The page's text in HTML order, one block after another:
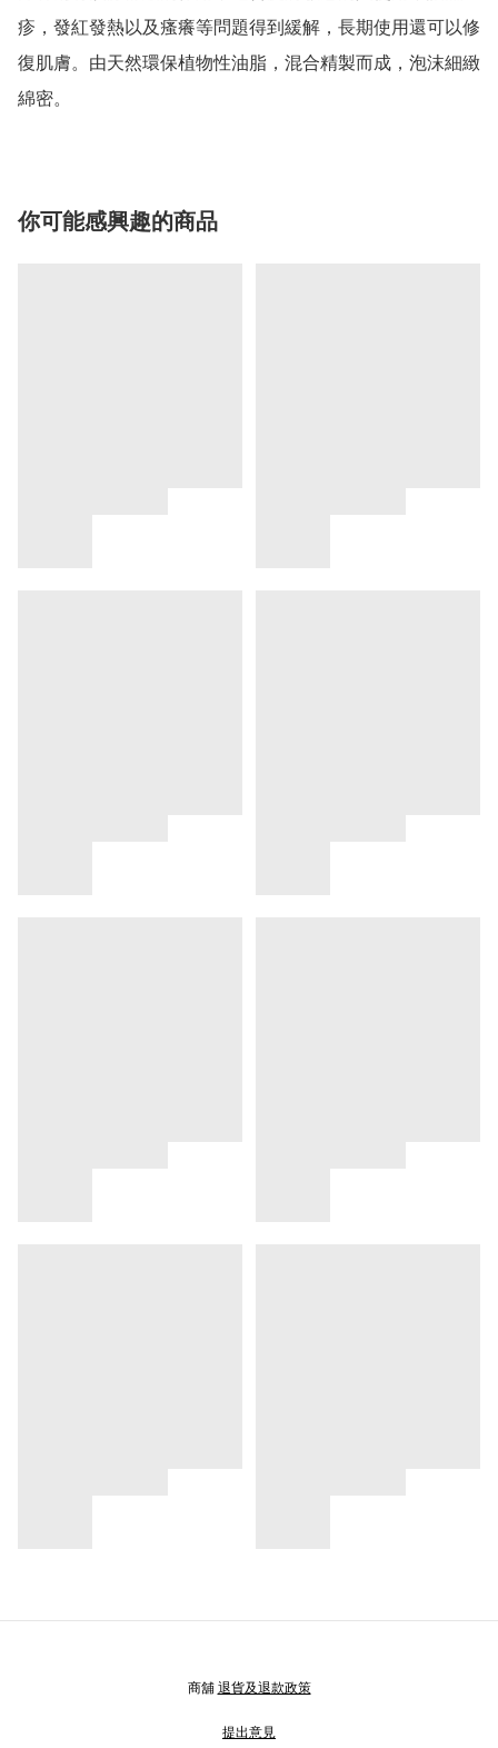
疹，發紅發熱以及瘙癢等問題得到緩解，長期使用還可以修
復肌膚。由天然環保植物性油脂，混合精製而成，泡沫細緻
綿密。
你可能感興趣的商品
商舖 退貨及退款政策
提出意見